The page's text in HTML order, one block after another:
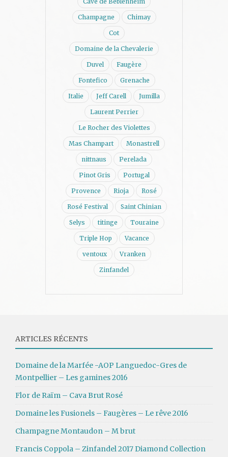
Champagne Chimay
Cot
Domaine de la Chevalerie
Duvel Faugère
Fontefico Grenache
Italie Jeff Carell Jumilla
Laurent Perrier
Le Rocher des Violettes
Mas Champart Monastrell
nittnaus Perelada
Pinot Gris Portugal
Provence Rioja Rosé
Rosé Festival Saint Chinian
Selys titinge Touraine
Triple Hop Vacance
ventoux Vranken
Zinfandel
ARTICLES RÉCENTS
Domaine de la Marfée -AOP Languedoc-Gres de
Montpellier – Les gamines 2016
Flor de Raïm – Cava Brut Rosé
Domaine les Fusionels – Faugères – Le rêve 2016
Champagne Montaudon – M brut
Francis Coppola – Zinfandel 2017 Diamond Collection